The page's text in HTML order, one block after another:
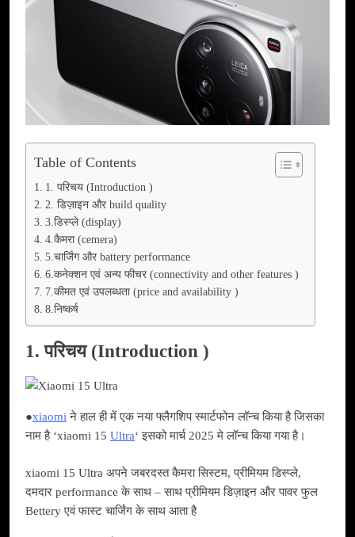
Table of Contents
1. परिचय (Introduction )
2. डिज़ाइन और build quality
3.डिस्प्ले (display)
4.कैमरा (cemera)
5.चार्जिंग और battery performance
6.कनेक्शन एवं अन्य फीचर (connectivity and other features )
7.कीमत एवं उपलब्धता (price and availability )
8.निष्कर्ष
1. परिचय (Introduction )
●xiaomiने हाल ही में एक नया फ्लैगशिप स्मार्टफोन लॉन्च किया है जिसका
नाम है ‘xiaomi 15 Ultra‘ इसको मार्च 2025 मे लॉन्च किया गया है।
xiaomi 15 Ultra अपने जबरदस्त कैमरा सिस्टम, प्रीमियम डिस्प्ले,
दमदार performance के साथ – साथ प्रीमियम डिज़ाइन और पावर फुल
Bettery एवं फास्ट चार्जिंग के साथ आता है